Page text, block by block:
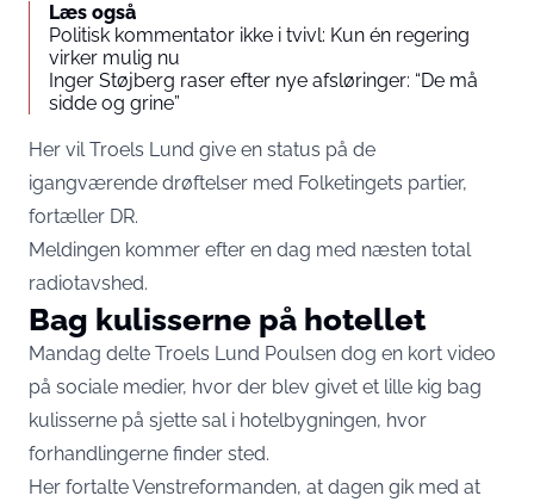
Læs også
Politisk kommentator ikke i tvivl: Kun én regering
virker mulig nu
Inger Støjberg raser efter nye afsløringer: “De må
sidde og grine”
Her vil Troels Lund give en status på de
igangværende drøftelser med Folketingets partier,
fortæller DR.
Meldingen kommer efter en dag med næsten total
radiotavshed.
Bag kulisserne på hotellet
Mandag delte Troels Lund Poulsen dog en kort video
på sociale medier, hvor der blev givet et lille kig bag
kulisserne på sjette sal i hotelbygningen, hvor
forhandlingerne finder sted.
Her fortalte Venstreformanden, at dagen gik med at